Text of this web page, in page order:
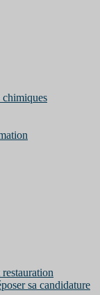
chimiques
sa candidature